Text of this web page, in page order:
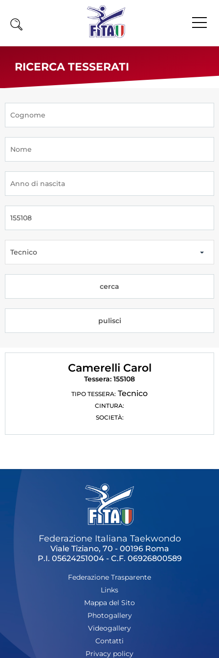
News
Olimpiadi
Atleti Poomsae e Freestyle
Tesseramento
Licenze WT
Formazione
Rivista Olympic Dream
Links
Cookie policy
Feed
Dove siamo
Federazione Trasparente
Fita HUB
RICERCA TESSERATI
Tecnico
cerca
pulisci
Camerelli Carol
Tessera: 155108
TIPO TESSERA: Tecnico
CINTURA:
SOCIETÀ:
Federazione Italiana Taekwondo
Viale Tiziano, 70 - 00196 Roma
P.I. 05624251004 - C.F. 06926800589
Federazione Trasparente
Links
Mappa del Sito
Photogallery
Videogallery
Contatti
Privacy policy